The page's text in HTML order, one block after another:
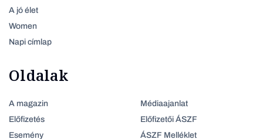
A jó élet
Women
Napi címlap
Oldalak
A magazin
Előfizetés
Esemény
Médiaajanlat
Előfizetői ÁSZF
ÁSZF Melléklet